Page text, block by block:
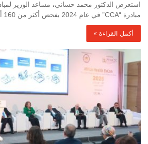
استعرض الدكتور محمد حساني، مساعد الوزير
مبادرة “CCA” في عام 2024 بفحص أكثر من 160 ألف شخص,وتشخيص…
أكمل القراءة »